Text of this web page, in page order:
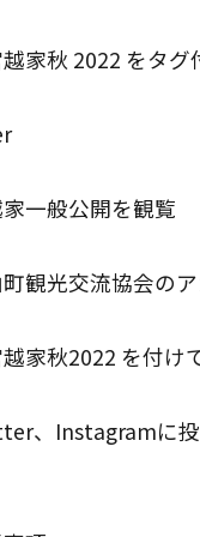
家秋 2022 をタグ
家一般公開を観覧
観光交流協会の
家秋2022 を付け
、Instagramに投